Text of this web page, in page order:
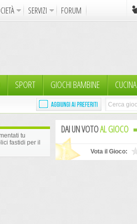
SERVIZI FORUM
Giochi Bambine Favole
Programmi Mondo Pirati
Aforismi Poesie Autori in Erba
FreeUp MyAvatar
SPORT GIOCHI BAMBINE CUCINA
DAI UN VOTOAL GIOCO
Vota il Gioco:
tu
fastidi per il